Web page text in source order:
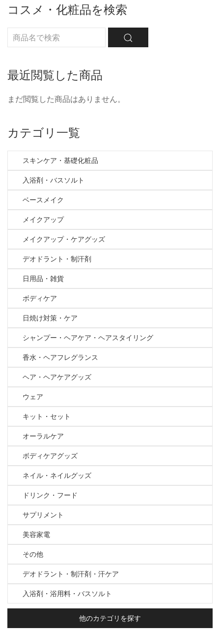
コスメ・化粧品を検索
最近閲覧した商品
まだ閲覧した商品はありません。
カテゴリ一覧
スキンケア・基礎化粧品
入浴剤・バスソルト
ベースメイク
メイクアップ
メイクアップ・ケアグッズ
デオドラント・制汗剤
日用品・雑貨
ボディケア
日焼け対策・ケア
シャンプー・ヘアケア・ヘアスタイリング
香水・ヘアフレグランス
ヘア・ヘアケアグッズ
ウェア
キット・セット
オーラルケア
ボディケアグッズ
ネイル・ネイルグッズ
ドリンク・フード
サプリメント
美容家電
その他
デオドラント・制汗剤・汗ケア
入浴剤・浴用料・バスソルト
他のカテゴリを探す